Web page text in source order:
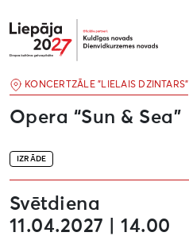
Liepāja2027
IZRĀDE
Opera “Sun & Sea”
KONCERTZĀLE "LIELAIS DZINTARS"
Svētdiena
11.04.2027 | 14.00